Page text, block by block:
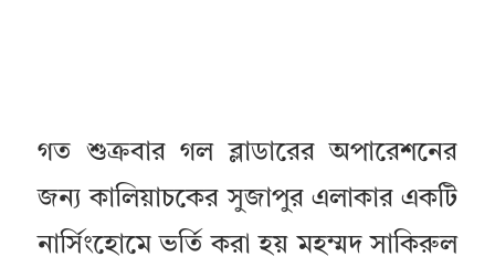
গত শুক্রবার গল ব্লাডারের অপারেশনের
জন্য কালিয়াচকের সুজাপুর এলাকার একটি
নার্সিংহোমে ভর্তি করা হয় মহম্মদ সাকিরুল